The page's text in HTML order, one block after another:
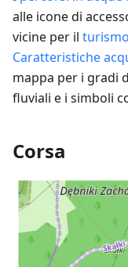
alle icone di
vicine per il
Caratteristiche
mappa per i gradi
fluviali e i simboli
Corsa